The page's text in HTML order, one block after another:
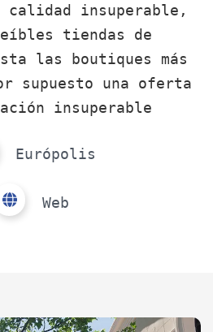
insuperable,
tiendas de
las boutiques más
supuesto una oferta
insuperable
Európolis
Web